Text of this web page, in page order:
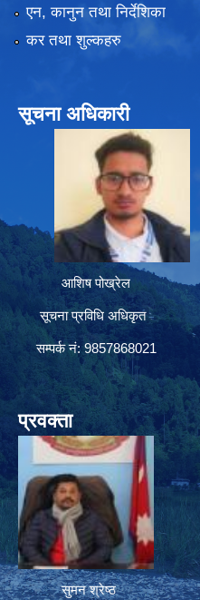
एन, कानुन तथा निर्देशिका
कर तथा शुल्कहरु
सूचना अधिकारी
आशिष पोख्रेल
सूचना प्रविधि अधिकृत
सम्पर्क नं: 9857868021
प्रवक्ता
सुमन श्रेष्ठ